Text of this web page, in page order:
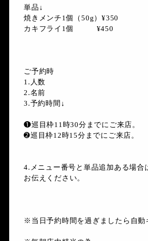
単品↓
焼きメンチ1個（50g）¥350
カキフライ1個 ¥450
ご予約時
1.人数
2.名前
3.予約時間↓
❶巡目枠11時30分までにご来店。
➋巡目枠12時15分までにご来店。
4.メニュー番号と単品追加ある場合
お伝えください。
※当日予約時間を過ぎましたら自動